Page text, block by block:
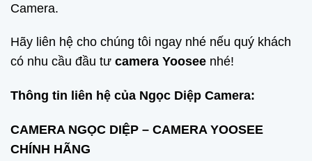
Camera.
Hãy liên hệ cho chúng tôi ngay nhé nếu quý khách
có nhu cầu đầu tư camera Yoosee nhé!
Thông tin liên hệ của Ngọc Diệp Camera:
CAMERA NGỌC DIỆP – CAMERA YOOSEE
CHÍNH HÃNG